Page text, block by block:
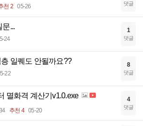
천 2 05-26 댓글
문...
24
1
댓글
일퀘도 안될까요??
22
8
댓글
멸화격 계산기v1.0.exe
추천 4 05-20
4
댓글